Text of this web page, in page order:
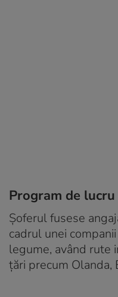
Program de
Șoferul fusese
cadrul unei
legume, având rute
țări precum Olanda,